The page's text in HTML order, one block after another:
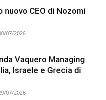
nuovo CEO di Nozomi
07/2026
Vaquero Managing
Israele e Grecia di
07/2026